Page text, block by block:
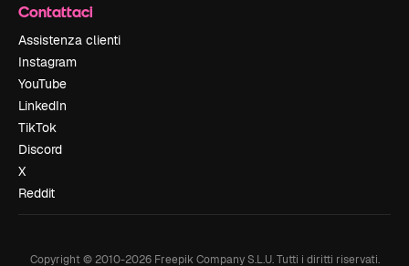
Contattaci
Assistenza clienti
Instagram
YouTube
LinkedIn
TikTok
Discord
X
Reddit
Copyright © 2010-2026Freepik Company S.L.U. Tutti i diritti riservati.